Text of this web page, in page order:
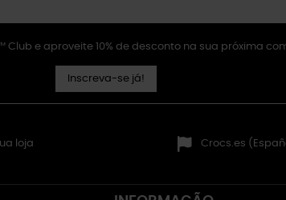
Club e aproveite 10% de desconto na sua próxima
Inscreva-se já!
loja Crocs.es